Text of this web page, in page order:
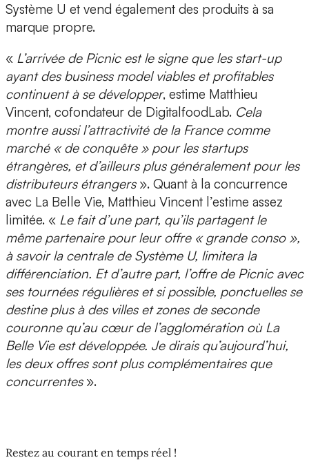
Système U et vend également des produits à sa
marque propre.
« L’arrivée de Picnic est le signe que les start-up
ayant des business model viables et profitables
continuent à se développer, estime Matthieu
Vincent, cofondateur de DigitalfoodLab. Cela
montre aussi l’attractivité de la France comme
marché « de conquête » pour les startups
étrangères, et d’ailleurs plus généralement pour les
distributeurs étrangers». Quant à la concurrence
avec La Belle Vie, Matthieu Vincent l’estime assez
limitée. « Le fait d’une part, qu’ils partagent le
même partenaire pour leur offre « grande conso »,
à savoir la centrale de Système U, limitera la
différenciation. Et d’autre part, l’offre de Picnic avec
ses tournées régulières et si possible, ponctuelles se
destine plus à des villes et zones de seconde
couronne qu’au cœur de l’agglomération où La
Belle Vie est développée. Je dirais qu’aujourd’hui,
les deux offres sont plus complémentaires que
concurrentes».
Restez au courant en temps réel !